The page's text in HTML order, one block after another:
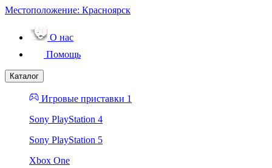
Местоположение: Красноярск
О нас
Помощь
Каталог
Игровые приставки 1
Sony PlayStation 4
Sony PlayStation 5
Xbox One